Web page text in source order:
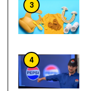
3
4